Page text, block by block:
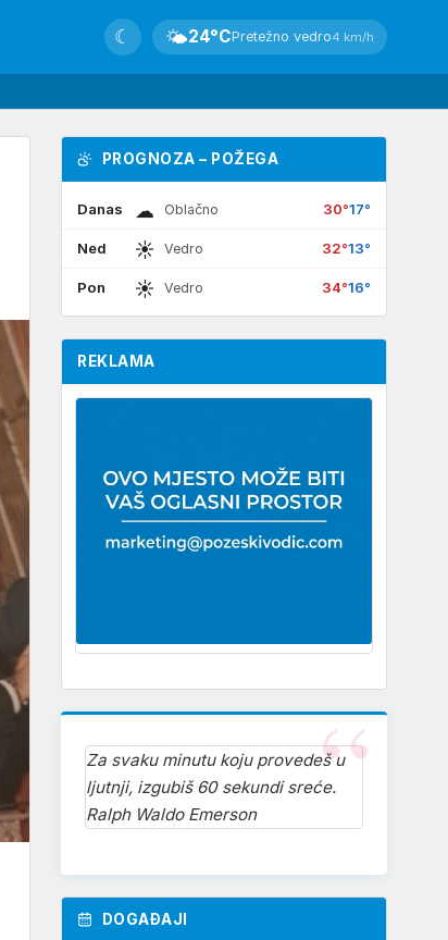
🌤24°CPretežno vedro4 km/h
☾
PROGNOZA – POŽEGA
Danas ☁ Oblačno 30°17°
Ned ☀ Vedro 32°13°
Pon ☀ Vedro 34°16°
REKLAMA
Za svaku minutu koju provedeš u
ljutnji, izgubiš 60 sekundi sreće.
Ralph Waldo Emerson
DOGAĐAJI